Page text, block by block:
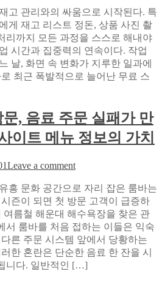
모
니
터
없
이
두
리
시
에
즐
는
법
고
정
리
속
도
2
린
비
밀:
닉
비
해
외
축
구
중
계
고 관리와의 싸움으로 시작된다. 특
게 재고 리스트 정돈, 상품 사진 촬
리까지 모든 과정을 스스로 해내야
시간과 집중력의 연속이다. 작업
날, 화면 속 변화가 지루한 일과에
최근 폭발적으로 늘어난 무료 스
, 음료 주문 실패가 만
이트 메뉴 정보의 가치
Leave a commenton
운
대
룸
바
첫
방
문,
흥 문화 공간으로 자리 잡은 룸바는
즌이 되면 첫 방문 고객이 급증하
여름철 해운대 해수욕장을 찾은 관
서 룸바를 처음 접하는 이들은 익숙
른 주문 시스템 앞에서 당황하는
한 혼란은 단순한 음료 한 잔을 시
니다. 일반적인 […]